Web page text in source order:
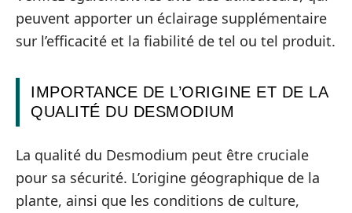
peuvent apporter un éclairage supplémentaire
sur l’efficacité et la fiabilité de tel ou tel produit.
IMPORTANCE DE L’ORIGINE ET DE LA
QUALITÉ DU DESMODIUM
La qualité du Desmodium peut être cruciale
pour sa sécurité. L’origine géographique de la
plante, ainsi que les conditions de culture,